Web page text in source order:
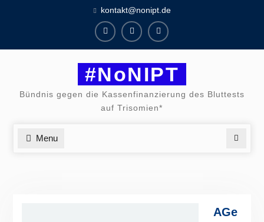
kontakt@nonipt.de
FacebookInstagram
Twitter
#NoNIPT
Bündnis gegen die Kassenfinanzierung des Bluttests
auf Trisomien*
Menu
AGe